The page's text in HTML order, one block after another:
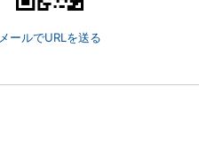
メールでURLを送る